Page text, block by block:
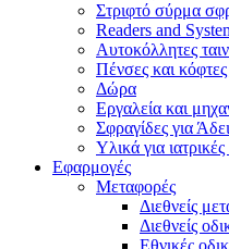
Στριφτό σύρμα
Readers and
Αυτοκόλλητες
Πένσες και
Δώρα
Εργαλεία και
Σφραγίδες για
Υλικά για
Εφαρμογές
Μεταφορές
Διεθνείς
Διεθνείς
Εθνικές